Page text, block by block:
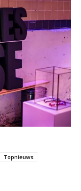
Topnieuws